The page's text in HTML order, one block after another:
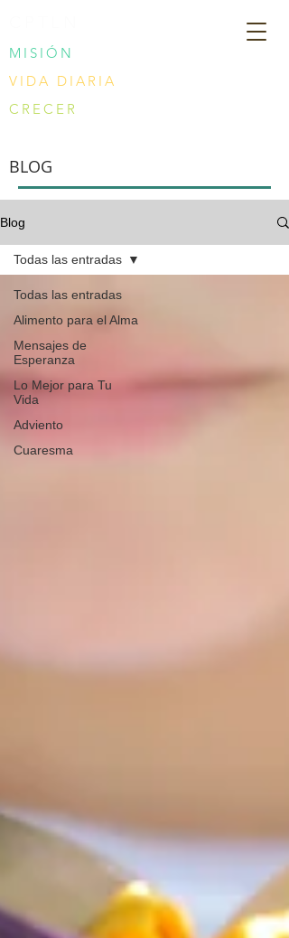
MISIÓN
VIDA DIARIA
CRECER
BLOG
Blog
Todas las entradas
Alimento para el Alma
Mensajes de
Esperanza
Lo Mejor para Tu
Vida
Adviento
Cuaresma
Todas las entradas